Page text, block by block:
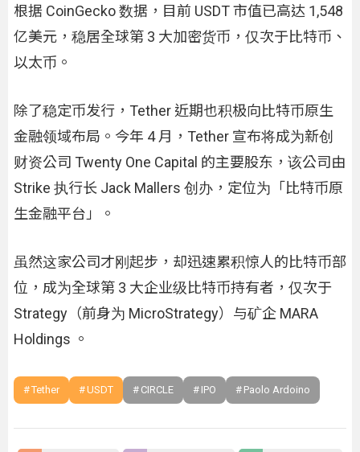
根据 CoinGecko 数据，目前 USDT 市值已高达 1,548
亿美元，稳居全球第 3 大加密货币，仅次于比特币、
以太币。
除了稳定币发行，Tether 近期也积极向比特币原生
金融领域布局。今年 4 月，Tether 宣布将成为新创
财资公司 Twenty One Capital 的主要股东，该公司由
Strike 执行长 Jack Mallers 创办，定位为「比特币原
生金融平台」。
虽然这家公司才刚起步，却迅速累积惊人的比特币部
位，成为全球第 3 大企业级比特币持有者，仅次于
Strategy（前身为 MicroStrategy）与矿企 MARA
Holdings 。
Tether USDT CIRCLE IPO Paolo Ardoino